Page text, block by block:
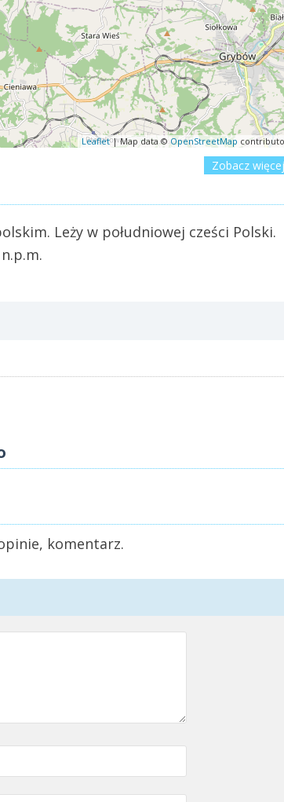
Leaflet| Map data © OpenStreetMap
Zobacz więcej
Leży w południowej cześci Polski.
komentarz.